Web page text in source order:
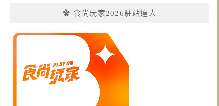
✿ 食尚玩家2026駐站達人